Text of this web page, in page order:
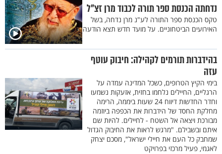
נדחתה הכנסת ספר תורה לכבוד מרן זצ"ל
טקס הכנסת ספר התורה לע"נ מרן נדחה, בשל
האירועים הביטחוניים. על מועד חדש תצא הודעה
בהידברות תורמים לקהילה: חיבוק עוטף
עזה
בימי הקיץ הטרופים, כשכל המדינה עמדה על
הרגליים, החיילים נלחמו בחזית, אזעקות נשמעו
וחדר החדשות דיווח 24 שעות ביממה, הרימה
מחלקת החסד של הידברות את הכפפה ביוזמה
מבורכת ויצאה אל השטח - לחיילים. להיות שם
איתם ובשבילם. "מרגש לראות את החיבוק הגדול
שמחבק כל העם את חיילי ישראל", מסכם יצחק
לאגמי, פעיל מרכזי בפרויקט